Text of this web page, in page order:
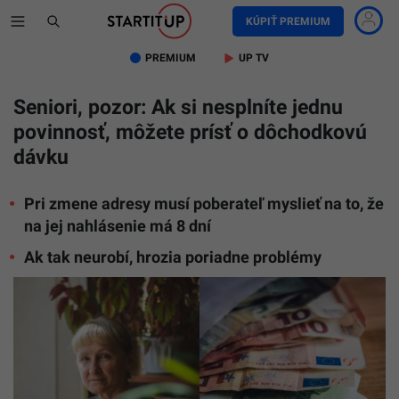
KÚPIŤ PREMIUM
PREMIUM UP TV
Seniori, pozor: Ak si nesplníte jednu
povinnosť, môžete prísť o dôchodkovú
dávku
Pri zmene adresy musí poberateľ myslieť na to, že
na jej nahlásenie má 8 dní
Ak tak neurobí, hrozia poriadne problémy
obrázok